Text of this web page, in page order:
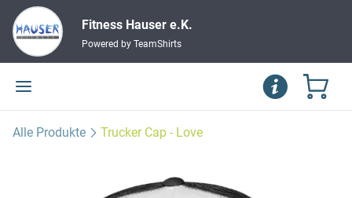
Fitness Hauser e.K.
Powered by TeamShirts
Alle Produkte Trucker Cap - Love